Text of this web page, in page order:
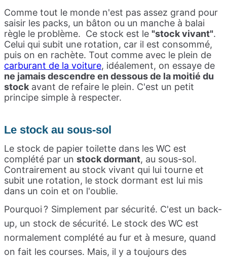
Comme tout le monde n'est pas assez grand pour
saisir les packs, un bâton ou un manche à balai
règle le problème. Ce stock est le "stock vivant".
Celui qui subit une rotation, car il est consommé,
puis on en rachète. Tout comme avec le plein de
carburant de la voiture, idéalement, on essaye de
ne jamais descendre en dessous de la moitié du
stock avant de refaire le plein. C'est un petit
principe simple à respecter.
Le stock au sous-sol
Le stock de papier toilette dans les WC est
complété par un stock dormant, au sous-sol.
Contrairement au stock vivant qui lui tourne et
subit une rotation, le stock dormant est lui mis
dans un coin et on l'oublie.
Pourquoi ? Simplement par sécurité. C'est un back-
up, un stock de sécurité. Le stock des WC est
normalement complété au fur et à mesure, quand
on fait les courses. Mais, il y a toujours des